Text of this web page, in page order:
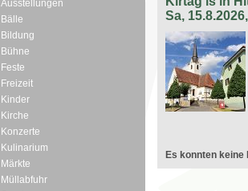
Ausstellungen
Bälle
Bildung
Bühne
Feste
Freizeit
Kinder
Kirche
Konzerte
Kulinarium
Märkte
Müllabfuhr
Sa,
Es konnten keine